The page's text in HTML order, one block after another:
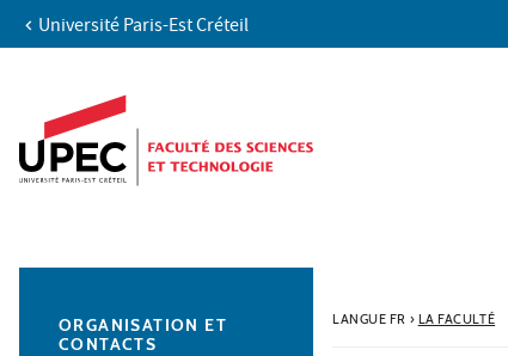
Aller au contenu
Accès directs
Recherche
Navigation secondaire
Université Paris-Est Créteil
LANGUE FR › LA FACULTÉ
ORGANISATION ET
CONTACTS